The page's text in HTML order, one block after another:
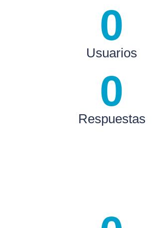
Usuarios
0
Respuestas
0